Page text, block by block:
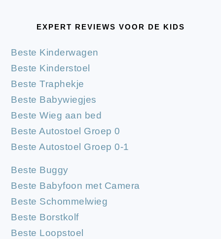
EXPERT REVIEWS VOOR DE KIDS
Beste Kinderwagen
Beste Kinderstoel
Beste Traphekje
Beste Babywiegjes
Beste Wieg aan bed
Beste Autostoel Groep 0
Beste Autostoel Groep 0-1
Beste Buggy
Beste Babyfoon met Camera
Beste Schommelwieg
Beste Borstkolf
Beste Loopstoel